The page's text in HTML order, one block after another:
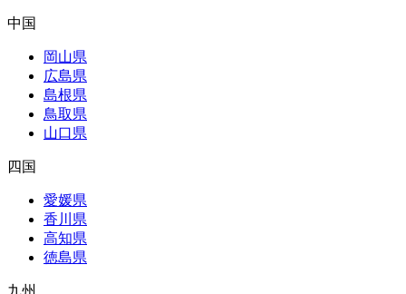
中国
岡山県
広島県
島根県
鳥取県
山口県
四国
愛媛県
香川県
高知県
徳島県